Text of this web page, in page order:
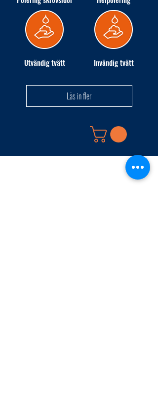
Utvändig tvätt Invändig tvätt
Läs in fler